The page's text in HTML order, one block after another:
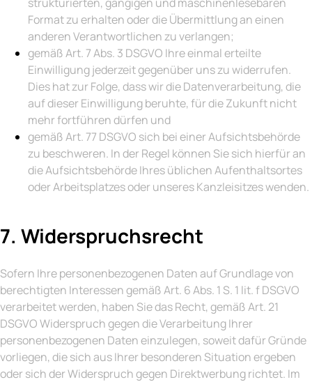
Format zu erhalten oder die Übermittlung an einen
anderen Verantwortlichen zu verlangen;
gemäß Art. 7 Abs. 3 DSGVO Ihre einmal erteilte
Einwilligung jederzeit gegenüber uns zu widerrufen.
Dies hat zur Folge, dass wir die Datenverarbeitung, die
auf dieser Einwilligung beruhte, für die Zukunft nicht
mehr fortführen dürfen und
gemäß Art. 77 DSGVO sich bei einer Aufsichtsbehörde
zu beschweren. In der Regel können Sie sich hierfür an
die Aufsichtsbehörde Ihres üblichen Aufenthaltsortes
oder Arbeitsplatzes oder unseres Kanzleisitzes wenden.
7. Widerspruchsrecht
Sofern Ihre personenbezogenen Daten auf Grundlage von
berechtigten Interessen gemäß Art. 6 Abs. 1 S. 1 lit. f DSGVO
verarbeitet werden, haben Sie das Recht, gemäß Art. 21
DSGVO Widerspruch gegen die Verarbeitung Ihrer
personenbezogenen Daten einzulegen, soweit dafür Gründe
vorliegen, die sich aus Ihrer besonderen Situation ergeben
oder sich der Widerspruch gegen Direktwerbung richtet. Im